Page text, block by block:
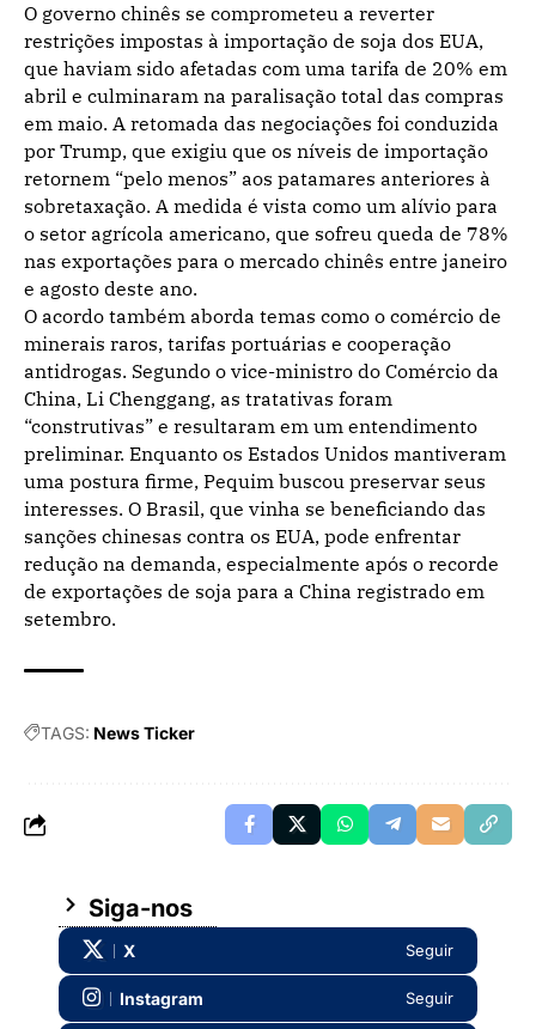
O governo chinês se comprometeu a reverter
restrições impostas à importação de soja dos EUA,
que haviam sido afetadas com uma tarifa de 20% em
abril e culminaram na paralisação total das compras
em maio. A retomada das negociações foi conduzida
por Trump, que exigiu que os níveis de importação
retornem “pelo menos” aos patamares anteriores à
sobretaxação. A medida é vista como um alívio para
o setor agrícola americano, que sofreu queda de 78%
nas exportações para o mercado chinês entre janeiro
e agosto deste ano.
O acordo também aborda temas como o comércio de
minerais raros, tarifas portuárias e cooperação
antidrogas. Segundo o vice-ministro do Comércio da
China, Li Chenggang, as tratativas foram
“construtivas” e resultaram em um entendimento
preliminar. Enquanto os Estados Unidos mantiveram
uma postura firme, Pequim buscou preservar seus
interesses. O Brasil, que vinha se beneficiando das
sanções chinesas contra os EUA, pode enfrentar
redução na demanda, especialmente após o recorde
de exportações de soja para a China registrado em
setembro.
TAGS: News Ticker
Siga-nos
X Seguir
Instagram Seguir